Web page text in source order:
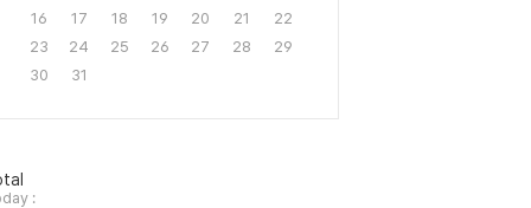
16
17 18 19 20 21
22
23
24 25 26 27 28
29
30
31
: